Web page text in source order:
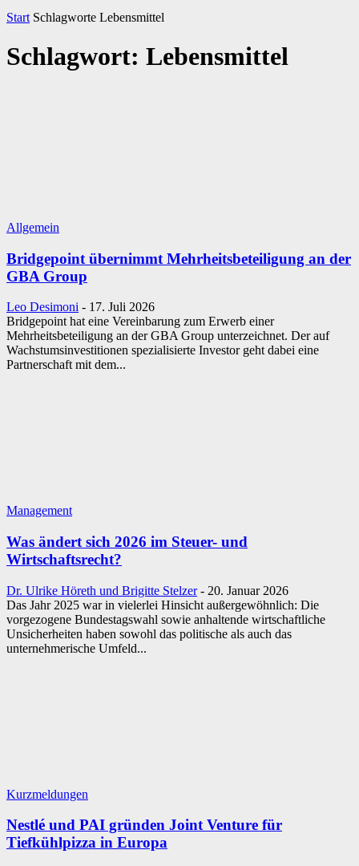
Start Schlagworte Lebensmittel
Schlagwort: Lebensmittel
Allgemein
Bridgepoint übernimmt Mehrheitsbeteiligung an der
GBA Group
Leo Desimoni - 17. Juli 2026
Bridgepoint hat eine Vereinbarung zum Erwerb einer
Mehrheitsbeteiligung an der GBA Group unterzeichnet. Der auf
Wachstumsinvestitionen spezialisierte Investor geht dabei eine
Partnerschaft mit dem...
Management
Was ändert sich 2026 im Steuer- und
Wirtschaftsrecht?
Dr. Ulrike Höreth und Brigitte Stelzer - 20. Januar 2026
Das Jahr 2025 war in vielerlei Hinsicht außergewöhnlich: Die
vorgezogene Bundestagswahl sowie anhaltende wirtschaftliche
Unsicherheiten haben sowohl das politische als auch das
unternehmerische Umfeld...
Kurzmeldungen
Nestlé und PAI gründen Joint Venture für
Tiefkühlpizza in Europa